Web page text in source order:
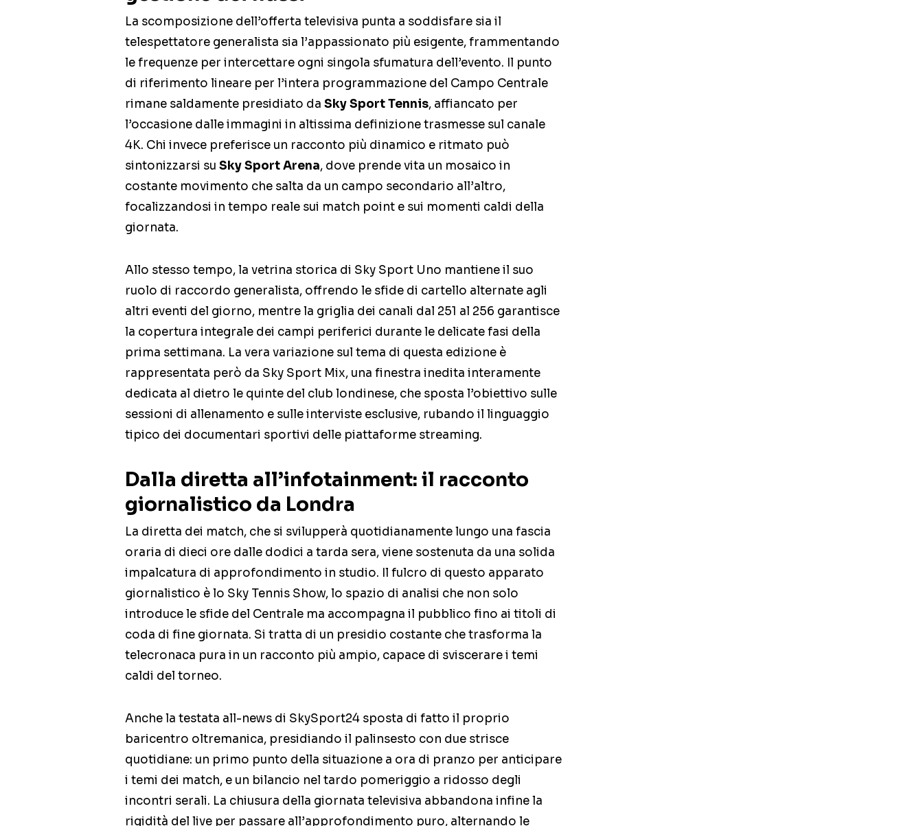
La scomposizione dell’offerta televisiva punta a soddisfare sia il
telespettatore generalista sia l’appassionato più esigente, frammentando
le frequenze per intercettare ogni singola sfumatura dell’evento. Il punto
di riferimento lineare per l’intera programmazione del Campo Centrale
rimane saldamente presidiato da Sky Sport Tennis, affiancato per
l’occasione dalle immagini in altissima definizione trasmesse sul canale
4K. Chi invece preferisce un racconto più dinamico e ritmato può
sintonizzarsi su Sky Sport Arena, dove prende vita un mosaico in
costante movimento che salta da un campo secondario all’altro,
focalizzandosi in tempo reale sui match point e sui momenti caldi della
giornata.
Allo stesso tempo, la vetrina storica di Sky Sport Uno mantiene il suo
ruolo di raccordo generalista, offrendo le sfide di cartello alternate agli
altri eventi del giorno, mentre la griglia dei canali dal 251 al 256 garantisce
la copertura integrale dei campi periferici durante le delicate fasi della
prima settimana. La vera variazione sul tema di questa edizione è
rappresentata però da Sky Sport Mix, una finestra inedita interamente
dedicata al dietro le quinte del club londinese, che sposta l’obiettivo sulle
sessioni di allenamento e sulle interviste esclusive, rubando il linguaggio
tipico dei documentari sportivi delle piattaforme streaming.
Dalla diretta all’infotainment: il racconto
giornalistico da Londra
La diretta dei match, che si svilupperà quotidianamente lungo una fascia
oraria di dieci ore dalle dodici a tarda sera, viene sostenuta da una solida
impalcatura di approfondimento in studio. Il fulcro di questo apparato
giornalistico è lo Sky Tennis Show, lo spazio di analisi che non solo
introduce le sfide del Centrale ma accompagna il pubblico fino ai titoli di
coda di fine giornata. Si tratta di un presidio costante che trasforma la
telecronaca pura in un racconto più ampio, capace di sviscerare i temi
caldi del torneo.
Anche la testata all-news di SkySport24 sposta di fatto il proprio
baricentro oltremanica, presidiando il palinsesto con due strisce
quotidiane: un primo punto della situazione a ora di pranzo per anticipare
i temi dei match, e un bilancio nel tardo pomeriggio a ridosso degli
incontri serali. La chiusura della giornata televisiva abbandona infine la
rigidità del live per passare all’approfondimento puro, alternando le